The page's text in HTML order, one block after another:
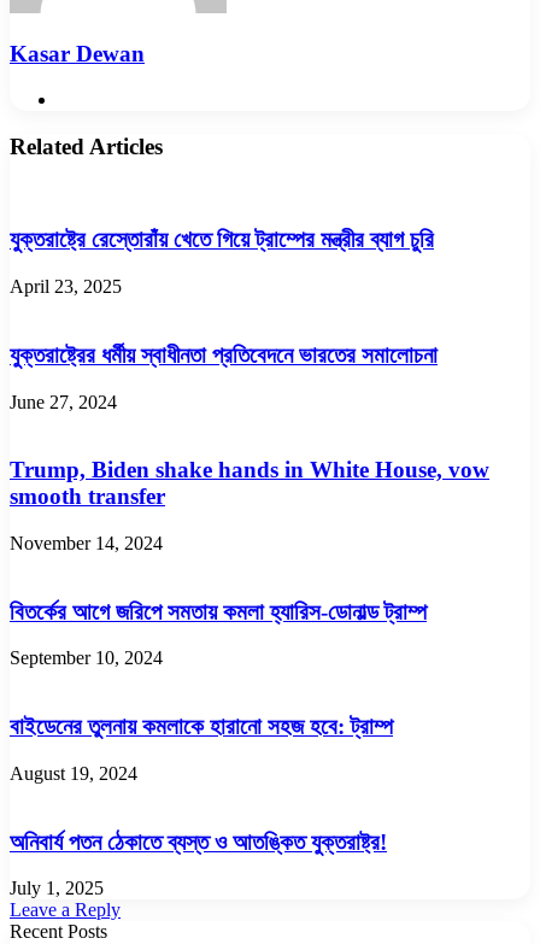
Kasar Dewan
Related Articles
যুক্তরাষ্ট্রে রেস্তোরাঁয় খেতে গিয়ে ট্রাম্পের মন্ত্রীর ব্যাগ চুরি
April 23, 2025
যুক্তরাষ্ট্রের ধর্মীয় স্বাধীনতা প্রতিবেদনে ভারতের সমালোচনা
June 27, 2024
Trump, Biden shake hands in White House, vow
smooth transfer
November 14, 2024
বিতর্কের আগে জরিপে সমতায় কমলা হ্যারিস-ডোনাল্ড ট্রাম্প
September 10, 2024
বাইডেনের তুলনায় কমলাকে হারানো সহজ হবে: ট্রাম্প
August 19, 2024
অনিবার্য পতন ঠেকাতে ব্যস্ত ও আতঙ্কিত যুক্তরাষ্ট্র!
July 1, 2025
Leave a Reply
Recent Posts